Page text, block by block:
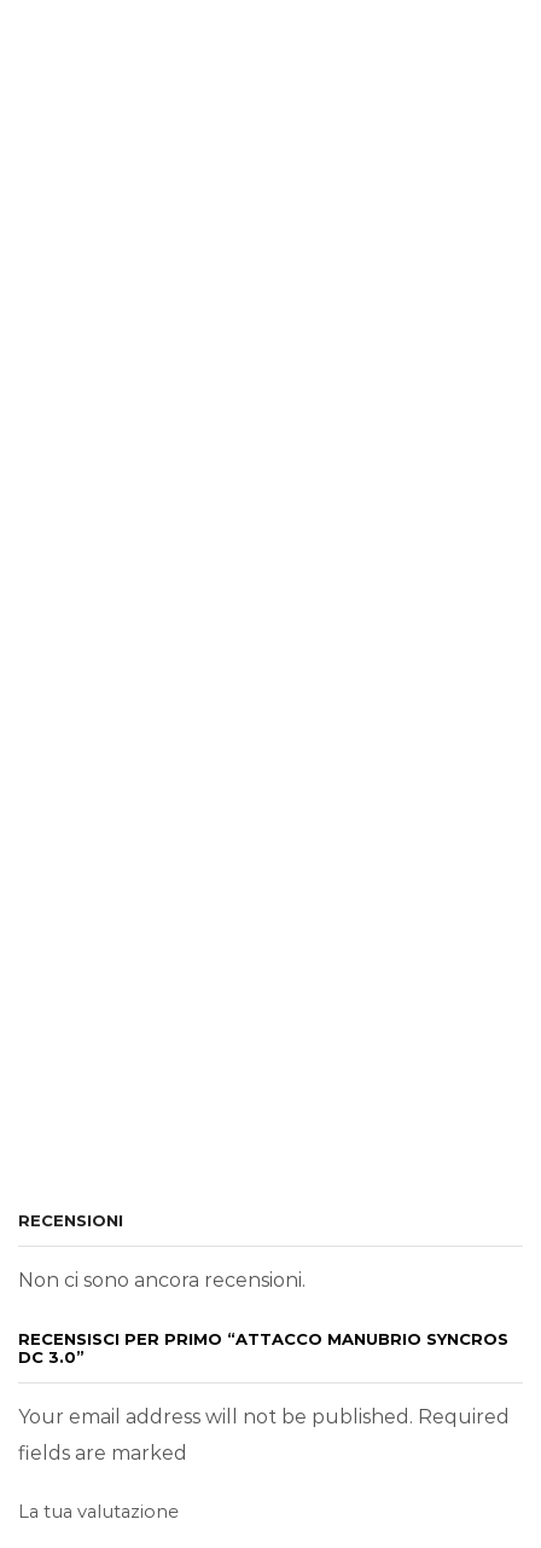
RECENSIONI
Non ci sono ancora recensioni.
RECENSISCI PER PRIMO “ATTACCO MANUBRIO SYNCROS
DC 3.0”
Your email address will not be published. Required
fields are marked
La tua valutazione